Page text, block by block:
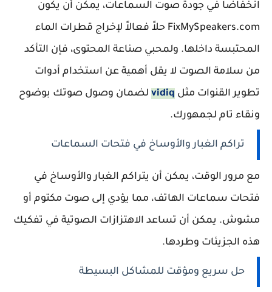
انخفاضاً في جودة صوت السماعات، يمكن أن يكون
FixMySpeakers.com حلاً فعالاً لإخراج قطرات الماء
المحتبسة داخلها. ولمحبي صناعة المحتوى، فإن التأكد
من سلامة الصوت لا يقل أهمية عن استخدام أدوات
تطوير القنوات مثل vidiq لضمان وصول صوتك بوضوح
ونقاء تام لجمهورك.
تراكم الغبار والأوساخ في فتحات السماعات
مع مرور الوقت، يمكن أن يتراكم الغبار والأوساخ في
فتحات سماعات الهاتف، مما يؤدي إلى صوت مكتوم أو
مشوش. يمكن أن تساعد الاهتزازات الصوتية في تفكيك
هذه الجزيئات وطردها.
حل سريع ومؤقت للمشاكل البسيطة